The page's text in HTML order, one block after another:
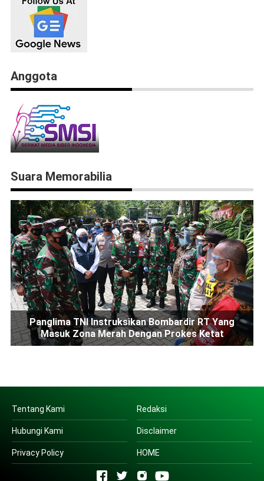
Anggota
Suara Memorabilia
Panglima TNI Instruksikan Bombardir RT Yang
Masuk Zona Merah Dengan Prokes Ketat
Tentang Kami Redaksi
Hubungi Kami Disclaimer
Privacy Policy HOME